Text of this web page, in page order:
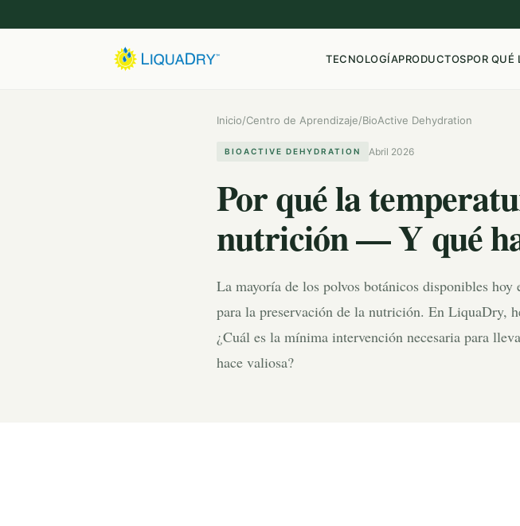
TECNOLOGÍAPRODUCTOSPOR QUÉ
Inicio/Centro de Aprendizaje/BioActive Dehydration
BIOACTIVE DEHYDRATION Abril 2026
Por qué la
nutrición — Y qué
La mayoría de los polvos botánicos disponibles
para la preservación de la nutrición. En LiquaDry,
¿Cuál es la mínima intervención necesaria para
hace valiosa?